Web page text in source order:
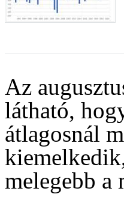
Az
látható,
átlagosnál
melegebb a